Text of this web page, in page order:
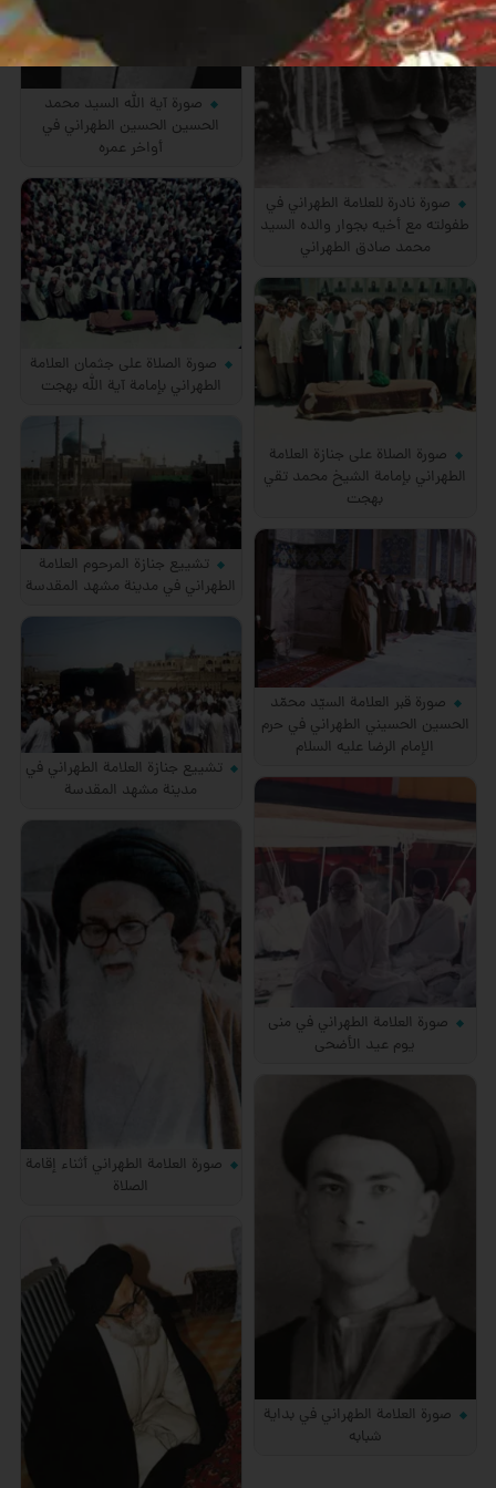
صورة آية الله السيد محمد
الحسين الحسين الطهراني في
أواخر عمره
صورة نادرة للعلامة الطهراني في
طفولته مع أخيه بجوار والده السيد
محمد صادق الطهراني
صورة الصلاة على جثمان العلامة
الطهراني بإمامة آية الله بهجت
صورة الصلاة على جنازة العلامة
الطهراني بإمامة الشيخ محمد تقي
بهجت
تشييع جنازة المرحوم العلامة
الطهراني في مدينة مشهد المقدسة
صورة قبر العلامة السيّد محمّد
الحسين الحسيني الطهراني في حرم
الإمام الرضا عليه السلام
تشييع جنازة العلامة الطهراني في
مدينة مشهد المقدسة
صورة العلامة الطهراني في منى
يوم عيد الأضحى
صورة العلامة الطهراني أثناء إقامة
الصلاة
صورة العلامة الطهراني في بداية
شبابه